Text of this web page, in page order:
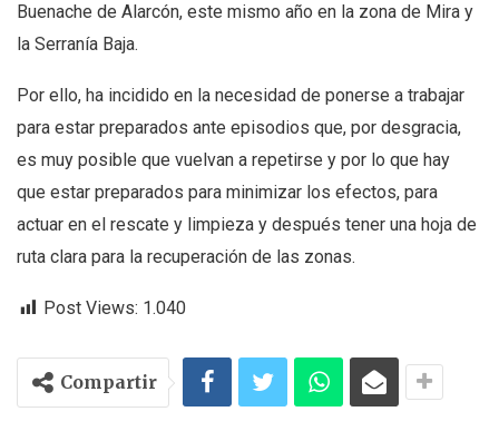
Buenache de Alarcón, este mismo año en la zona de Mira y
la Serranía Baja.
Por ello, ha incidido en la necesidad de ponerse a trabajar
para estar preparados ante episodios que, por desgracia,
es muy posible que vuelvan a repetirse y por lo que hay
que estar preparados para minimizar los efectos, para
actuar en el rescate y limpieza y después tener una hoja de
ruta clara para la recuperación de las zonas.
Post Views: 1.040
Compartir